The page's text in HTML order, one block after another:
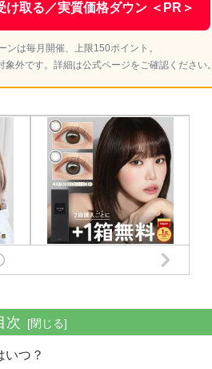
け取る／実質価格ダウン ＜PR＞
は毎月開催、上限150ポイント。
外です。詳細は公式ページをご確認ください。
次
つ？